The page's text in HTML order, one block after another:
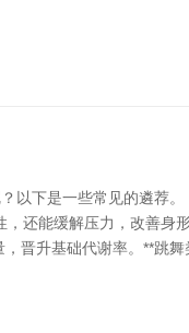
下是一些常见的遴荐。
还能缓解压力，改善身
晋升基础代谢率。**跳